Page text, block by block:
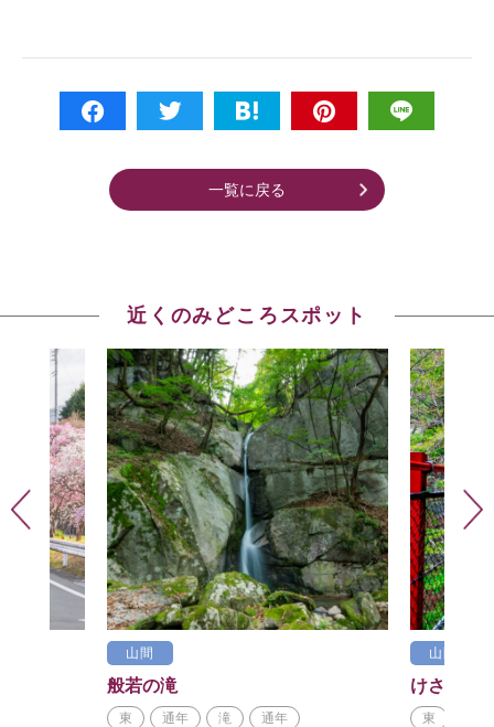
一覧に戻る
近くのみどころスポット
山間
般若の滝
東 通年 滝 通年
山間
けさかけ
東